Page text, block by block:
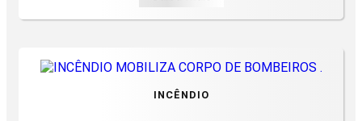
INCÊNDIO